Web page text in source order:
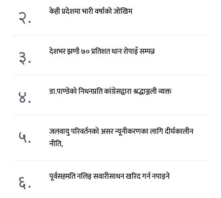
२. केही प्रदेशमा भारी वर्षाको जोखिम
३. देशभर झण्डै ७० प्रतिशत धान रोपाइँ सम्पन्न
४. डा.पाण्डेको निधनप्रति कांग्रेसद्वारा श्रद्धाञ्जली व्यक्त
५.
जलवायु परिवर्तनको असर न्यूनीकरणका लागि दीर्घकालीन
नीति,
६. पूर्वसहमति नलिइ सवारीसाधन खरिद गर्न नपाइने